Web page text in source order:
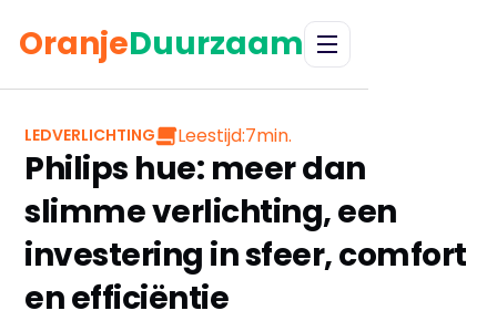
OranjeDuurzaam
LEDVERLICHTING Leestijd:7min.
Philips hue: meer dan
slimme verlichting, een
investering in sfeer, comfort
en efficiëntie